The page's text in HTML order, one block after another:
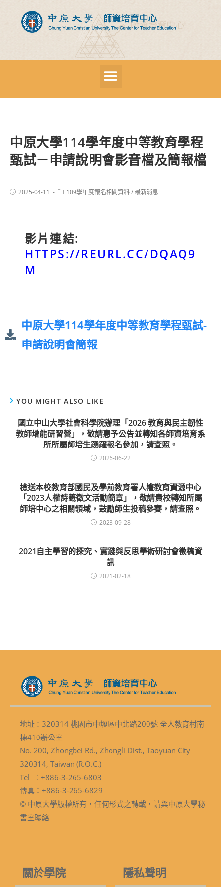
中原大學114學年度中等教育學程
甄試－申請說明會影音檔及簡報檔
2025-04-11 109學年度報名相關資料/最新消息
影片連結:
HTTPS://REURL.CC/DQAQ9
M
中原大學114學年度中等教育學程甄試-
申請說明會簡報
YOU MIGHT ALSO LIKE
國立中山大學社會科學院辦理「2026 教育與民主韌性
教師增能研習營」，敬請惠予公告並轉知各師資培育系
所所屬師培生踴躍報名參加，請查照。
2026-06-22
檢送本校教育部國民及學前教育署人權教育資源中心
「2023人權詩籤徵文活動簡章」，敬請貴校轉知所屬
師培中心之相關領域，鼓勵師生投稿參賽，請查照。
2023-09-28
2021自主學習的探究、實踐與反思學術研討會徵稿資
訊
2021-02-18
地址：320314 桃園市中壢區中北路200號 全人教育村南
棟410辦公室
No. 200, Zhongbei Rd., Zhongli Dist., Taoyuan City
320314, Taiwan (R.O.C.)
Tel ：+886-3-265-6803
傳真：+886-3-265-6829
© 中原大學版權所有，任何形式之轉載，請與中原大學秘
書室聯絡
關於學院 隱私聲明